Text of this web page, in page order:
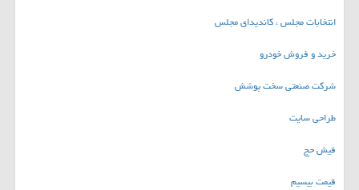
انتخابات مجلس ، کاندیدای مجلس
خرید و فروش خودرو
شرکت صنعتی سخت پوشش
طراحی سایت
فیش حج
قیمت بیسیم